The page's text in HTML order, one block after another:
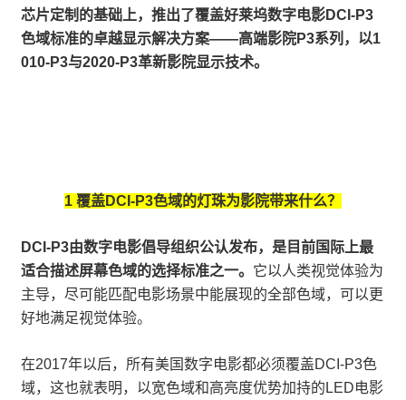
芯片定制的基础上，推出了覆盖好莱坞数字电影DCI-P3
色域标准的卓越显示解决方案——高端影院P3系列，以1
010-P3与2020-P3革新影院显示技术。
1 覆盖DCI-P3色域的灯珠为影院带来什么？
DCI-P3由数字电影倡导组织公认发布，是目前国际上最
适合描述屏幕色域的选择标准之一。 它以人类视觉体验为
主导，尽可能匹配电影场景中能展现的全部色域，可以更
好地满足视觉体验。
在2017年以后，所有美国数字电影都必须覆盖DCI-P3色
域，这也就表明，以宽色域和高亮度优势加持的LED电影